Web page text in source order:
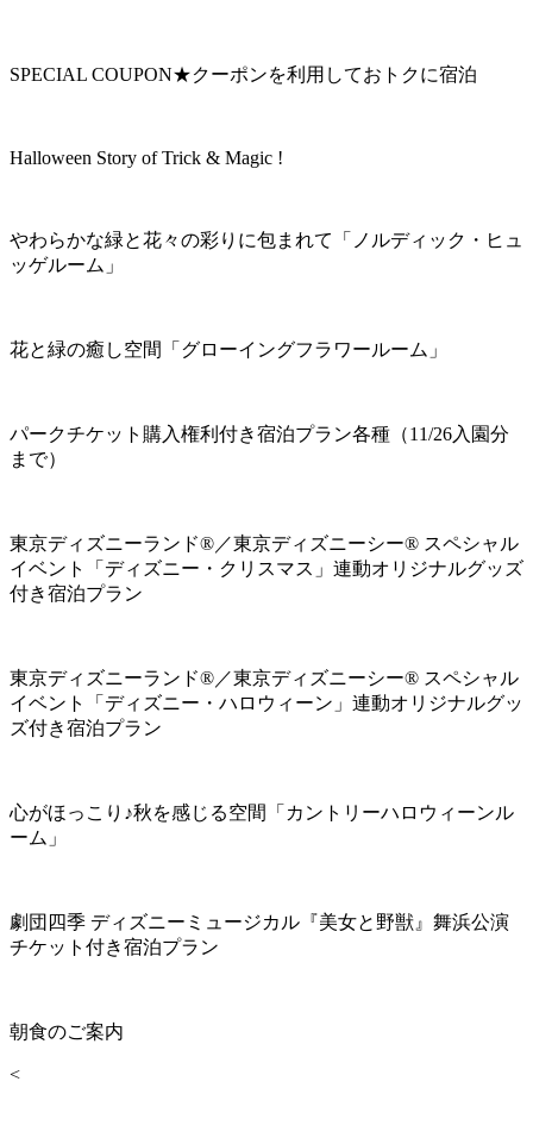
SPECIAL COUPON★クーポンを利用しておトクに宿泊
Halloween Story of Trick & Magic !
やわらかな緑と花々の彩りに包まれて「ノルディック・ヒュ
ッゲルーム」
花と緑の癒し空間「グローイングフラワールーム」
パークチケット購入権利付き宿泊プラン各種（11/26入園分
まで）
東京ディズニーランド®／東京ディズニーシー® スペシャル
イベント「ディズニー・クリスマス」連動オリジナルグッズ
付き宿泊プラン
東京ディズニーランド®／東京ディズニーシー® スペシャル
イベント「ディズニー・ハロウィーン」連動オリジナルグッ
ズ付き宿泊プラン
心がほっこり♪秋を感じる空間「カントリーハロウィーンル
ーム」
劇団四季 ディズニーミュージカル『美女と野獣』舞浜公演
チケット付き宿泊プラン
朝食のご案内
<